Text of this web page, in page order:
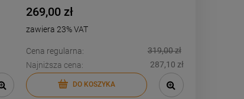
269,00 zł
zawiera 23% VAT
Cena regularna:
319,00 zł
Najniższa cena:
287,10 zł
DO KOSZYKA